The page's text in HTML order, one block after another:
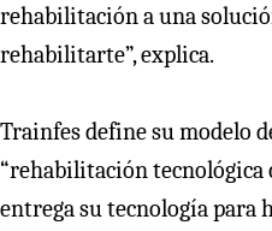
rehabilitación a una
rehabilitarte”, explica.
Trainfes define su modelo
“rehabilitación tecnológica
entrega su tecnología para